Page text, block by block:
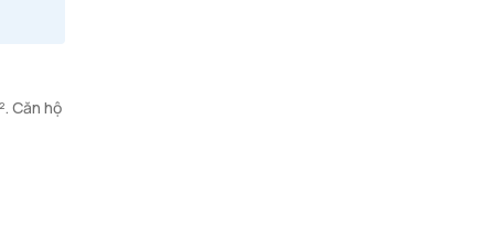
Căn hộ